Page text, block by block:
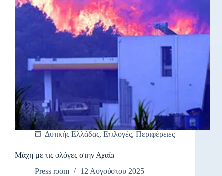
Δυτικής Ελλάδας, Επιλογές, Περιφέρειες
Μάχη με τις φλόγες στην Αχαΐα
Press room
12 Αυγούστου 2025